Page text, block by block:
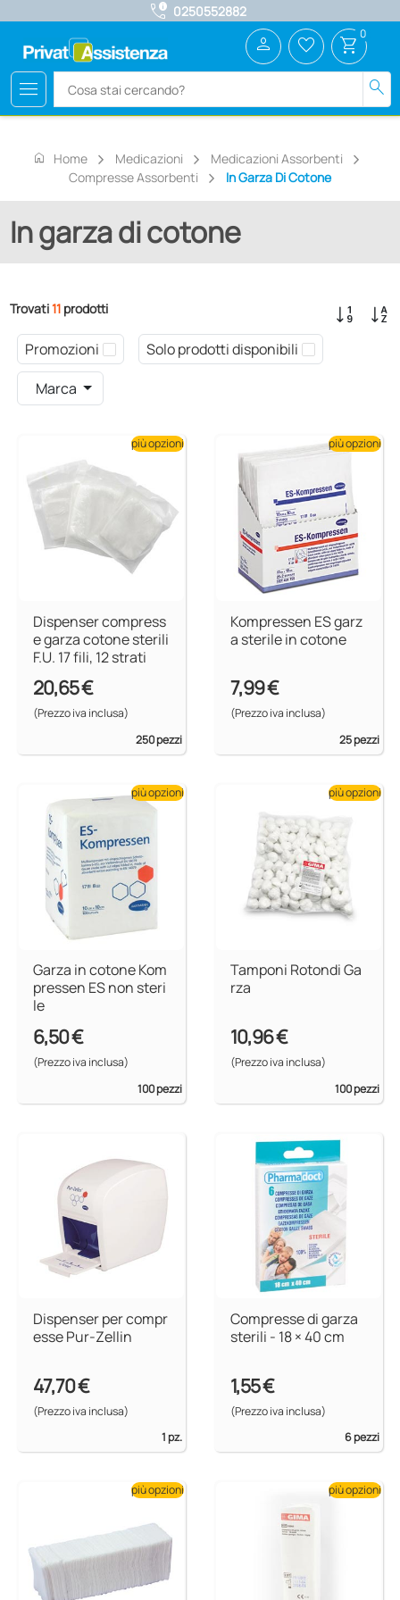
call_quality 0250552882
menu search
person favorite_border shopping_cart 0
home Home Medicazioni
Medicazioni Assorbenti
Compresse Assorbenti
In Garza Di Cotone
In garza di cotone
Trovati11 prodotti
Promozioni
Solo prodotti disponibili
Marca
Dispenser compress
e garza cotone sterili
F.U. 17 fili, 12 strati
20,65 €
(Prezzo iva inclusa)
250 pezzi
più opzioni
Kompressen ES garz
a sterile in cotone
7,99 €
(Prezzo iva inclusa)
25 pezzi
più opzioni
Garza in cotone Kom
pressen ES non steri
le
6,50 €
(Prezzo iva inclusa)
100 pezzi
più opzioni
Tamponi Rotondi Ga
rza
10,96 €
(Prezzo iva inclusa)
100 pezzi
più opzioni
Dispenser per compr
esse Pur-Zellin
47,70 €
(Prezzo iva inclusa)
1 pz.
Compresse di garza
sterili - 18 × 40 cm
1,55 €
(Prezzo iva inclusa)
6 pezzi
più opzioni più opzioni